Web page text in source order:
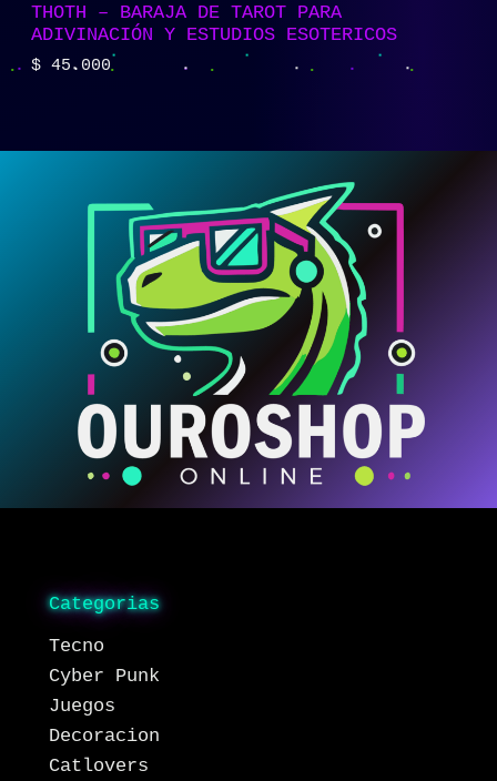
THOTH – BARAJA DE TAROT PARA
ADIVINACIÓN Y ESTUDIOS ESOTERICOS
$ 45.000
Categorias
Tecno
Cyber Punk
Juegos
Decoracion
Catlovers